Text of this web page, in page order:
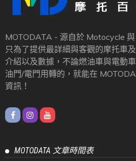
MOTODATA - 源自於 Motocycle
只為了提供最詳細與客觀的摩托車
介紹以及數據，不論燃油車與電動
油門/電門用轉的，就能在
資訊！
MOTODATA 文章時間表